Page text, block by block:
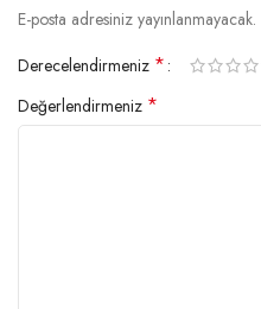
E-posta adresiniz yayınlanmayacak.
Derecelendirmeniz *
Değerlendirmeniz *